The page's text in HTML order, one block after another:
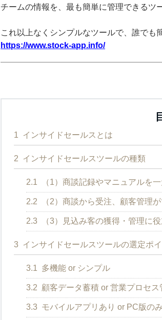
チームの情報を、最も簡単に管理できるツ
これ以上なくシンプルなツールで、誰でも
https://www.stock-app.info/
1 インサイドセールスとは
2 インサイドセールスツールの種類
2.1 （1）商談記録やマニュアルを
2.2 （2）商談から受注、顧客管理
2.3 （3）見込み客の獲得・管理に
3 インサイドセールスツールの選定ポ
3.1 多機能 or シンプル
3.2 顧客データ蓄積 or 営業プロセス
3.3 モバイルアプリあり or PC版のみ